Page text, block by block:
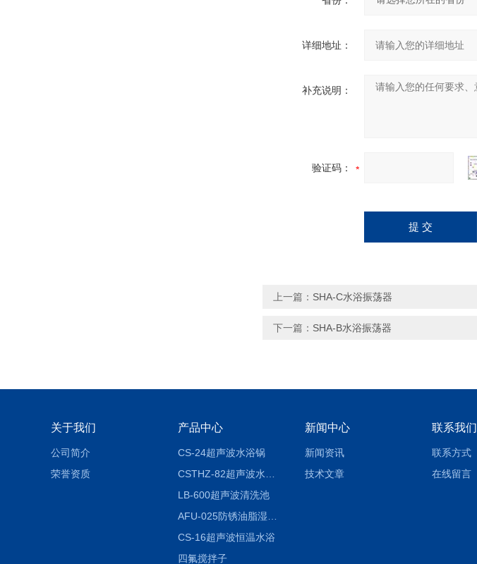
详细地址：
补充说明：
验证码：
上一篇： SHA-C水浴振荡器
下一篇： SHA-B水浴振荡器
关于我们
公司简介
荣誉资质
产品中心
CS-24超声波水浴锅
LB-600超声波清洗池
CS-16超声波恒温水浴
四氟搅拌子
新闻中心
新闻资讯
技术文章
联系我们
联系方式
在线留言